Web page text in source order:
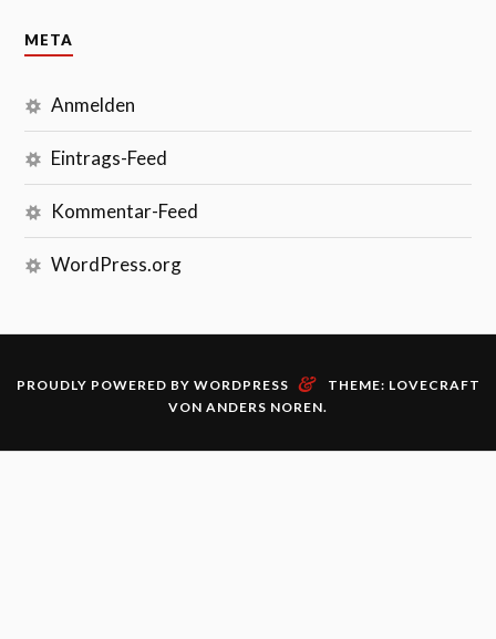
META
Anmelden
Eintrags-Feed
Kommentar-Feed
WordPress.org
PROUDLY POWERED BY WORDPRESS &
THEME: LOVECRAFT
VON ANDERS NOREN.